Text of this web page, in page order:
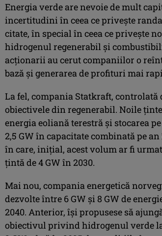
Energia verde are nevoie de mult
incertitudini în ceea ce privește
citate, în special în ceea ce privește
hidrogenul regenerabil și
acționarii au cerut companiilor o
bază și generarea de profituri mai
La fel, compania Statkraft,
obiectivele din regenerabil. Noile
energia eoliană terestră și stocarea
2,5 GW în capacitate combinată pe
în care, inițial, acest volum ar fi
țintă de 4 GW în 2030.
Mai nou, compania energetică
dezvolte între 6 GW și 8 GW de
2040. Anterior, își propusese să
obiectivul privind hidrogenul verde